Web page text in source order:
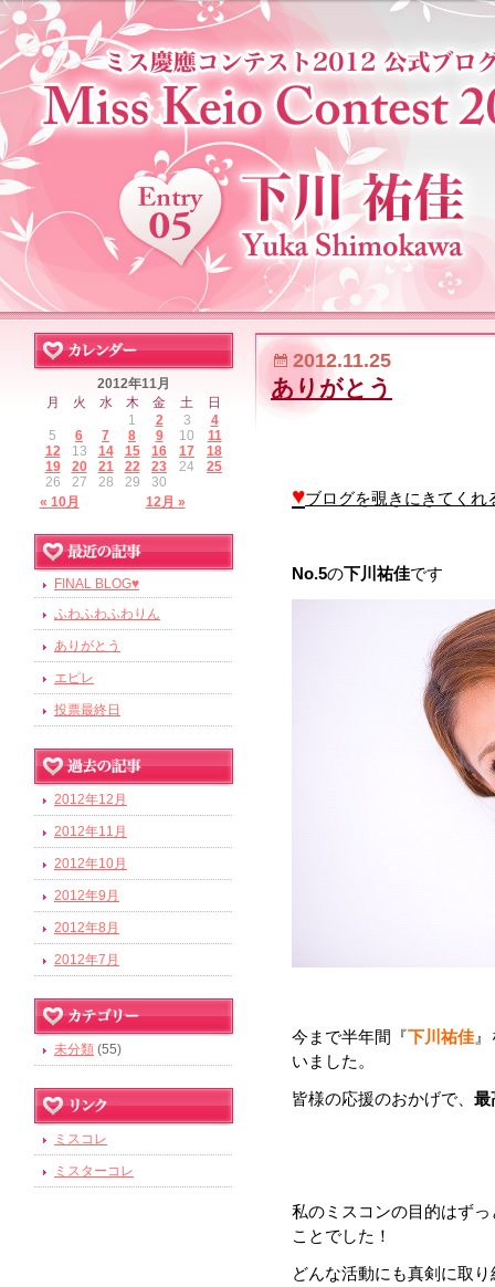
2012.11.25
ありがとう
♥ブログを覗きにきてくれ
No.5の下川祐佳です
今まで半年間『下川祐佳
いました。
皆様の応援のおかげで、 最
私のミスコンの目的はずっ
ことでした！
どんな活動にも真剣に取
2012年11月
月
火 水 木 金 土 日
« 10月 12月 »
1 2 3
4
5
6 7 8 9 10
11
12
13 14 15 16 17
18
19
20 21 22 23 24
25
26
27 28 29 30
FINAL BLOG♥
ふわふわふわりん
ありがとう
エピレ
投票最終日
2012年12月
2012年11月
2012年10月
2012年9月
2012年8月
2012年7月
未分類 (55)
ミスコレ
ミスターコレ